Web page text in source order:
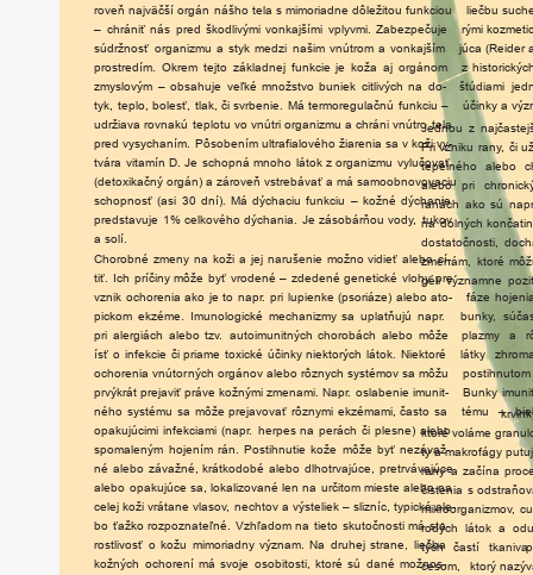
roveň najväčší orgán nášho tela s mimoriadne dôležitou funkciou liečbu
– chrániť nás pred škodlivými vonkajšími vplyvmi. Zabezpečuje rými
súdržnosť organizmu a styk medzi našim vnútrom a vonkajším júca (Reider
prostredím. Okrem tejto základnej funkcie je koža aj orgánom z
zmyslovým – obsahuje veľké množstvo buniek citlivých na do- štúdiami
tyk, teplo, bolesť, tlak, či svrbenie. Má termoregulačnú funkciu – účinky a
Jednou z
Pri vzniku rany, či
udržiava rovnakú teplotu vo vnútri organizmu a chráni vnútro tela
pred vysychaním. Pôsobením ultrafialového žiarenia sa v koži vy-
tvára vitamín D. Je schopná mnoho látok z organizmu vylučovať
(detoxikačný orgán) a zároveň vstrebávať a má samoobnovovaciu
schopnosť (asi 30 dní). Má dýchaciu funkciu – kožné dýchanie
predstavuje 1% celkového dýchania. Je zásobárňou vody, tukov
a solí.
Chorobné zmeny na koži a jej narušenie možno vidieť alebo cí-
tiť. Ich príčiny môže byť vrodené – zdedené genetické vlohy pre
vznik ochorenia ako je to napr. pri lupienke (psoriáze) alebo ato- fáze
pickom ekzéme. Imunologické mechanizmy sa uplatňujú napr. bunky,
pri alergiách alebo tzv. autoimunitných chorobách alebo môže plazmy a r
ísť o infekcie či priame toxické účinky niektorých látok. Niektoré látky zhr
ochorenia vnútorných orgánov alebo rôznych systémov sa môžu
postihnutom
prvýkrát prejaviť práve kožnými zmenami. Napr. oslabenie imunit- Bunky
ného systému sa môže prejavovať rôznymi ekzémami, často sa tému –
opakujúcimi infekciami (napr. herpes na perách či plesne) alebo
spomaleným hojením rán. Postihnutie kože môže byť nezávaž-
né alebo závažné, krátkodobé alebo dlhotrvajúce, pretrvávajúce
alebo opakujúce sa, lokalizované len na určitom mieste alebo na
celej koži vrátane vlasov, nechtov a výsteliek – slizníc, typické ale-
bo ťažko rozpoznateľné. Vzhľadom na tieto skutočnosti má sta-
rostlivosť o kožu mimoriadny význam. Na druhej strane, liečba
kožných ochorení má svoje osobitosti, ktoré sú dané možnos-
tepelného alebo
alebo pri chr
ranách ako sú nap
na dolných
dostatočnosti,
zmenám, ktoré
géli významne
krvink
ktoré voláme
ty a makrofágy
rany a začína pr
čistenia s
mikroorganizmov,
rodých látok a
tých
častí tkanivap
cesom,
ktorý